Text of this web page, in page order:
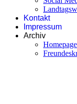
Kontakt
Impressum
Archiv